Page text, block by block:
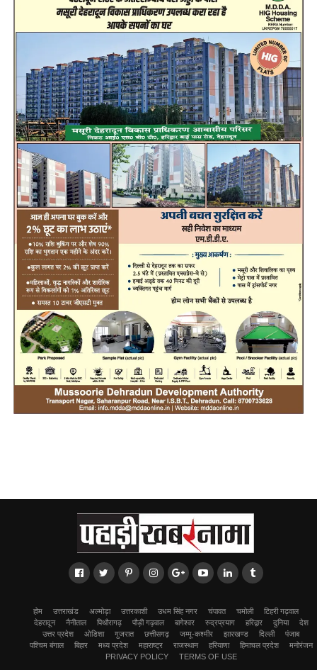
होम उत्तराखंड अल्मोड़ा उत्तरकाशी उधम सिंह नगर चंपावत चमोली
टिहरी गढ़वाल
देहरादून
नैनीताल पिथौरागढ़ पौड़ी गढ़वाल बागेश्वर रुद्रप्रयाग हरिद्वार दुनिया
देश
उत्तर प्रदेश
ओडिशा गुजरात छत्तीसगढ़ जम्मू-कश्मीर झारखण्ड दिल्ली
पंजाब
पश्चिम बंगाल
बिहार मध्य प्रदेश महाराष्ट्र राजस्थान हरियाणा हिमाचल प्रदेश
मनोरंजन
PRIVACY POLICY
TERMS OF USE